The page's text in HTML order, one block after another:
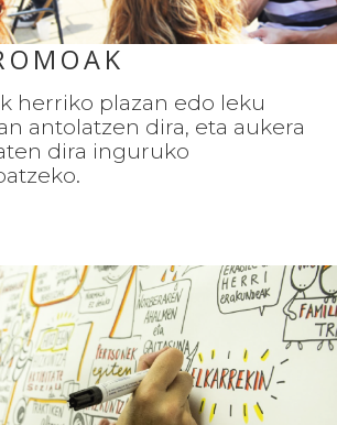
herriko plazan edo leku
antolatzen dira, eta aukera
dira inguruko